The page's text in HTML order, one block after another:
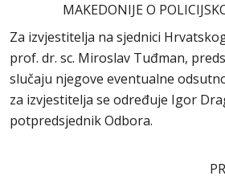
MAKEDONIJE O
Za izvjestitelja na sjednici
prof. dr. sc. Miroslav Tuđman,
slučaju njegove eventualne
za izvjestitelja se određuje Igor
potpredsjednik Odbora.